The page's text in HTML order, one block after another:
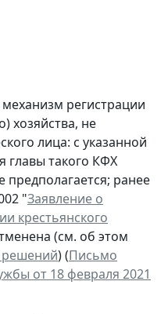
регистрации
хозяйства, не
лица: с указанной
главы такого КФХ
ранее
"Заявление о
крестьянского
(см. об этом
) (Письмо
от 18 февраля 2021